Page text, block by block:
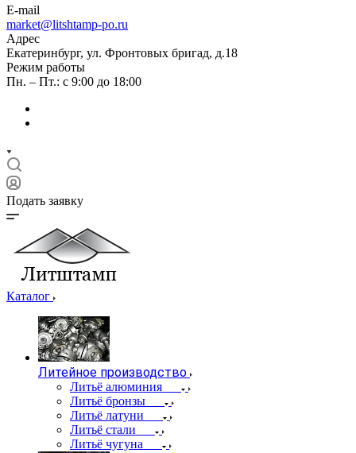
E-mail
market@litshtamp-po.ru
Адрес
Екатеринбург, ул. Фронтовых бригад, д.18
Режим работы
Пн. – Пт.: с 9:00 до 18:00
Подать заявку
Каталог
Литейное производство
Литьё алюминия
Литьё бронзы
Литьё латуни
Литьё стали
Литьё чугуна